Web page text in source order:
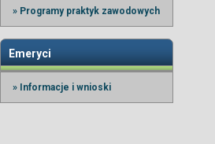
» Programy praktyk zawodowych
Emeryci
» Informacje i wnioski